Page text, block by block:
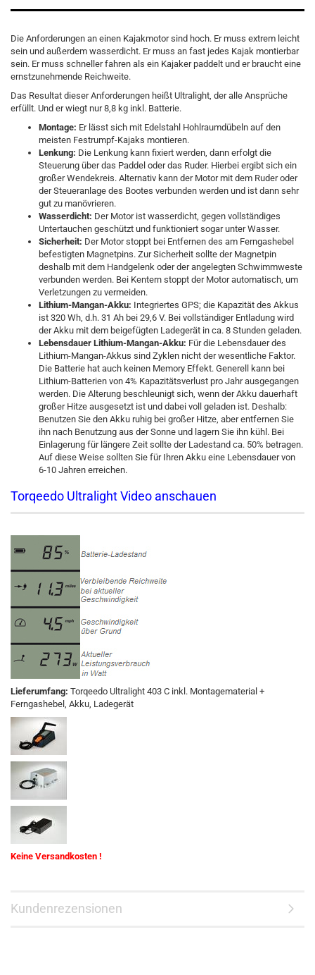
Die Anforderungen an einen Kajakmotor sind hoch. Er muss extrem leicht
sein und außerdem wasserdicht. Er muss an fast jedes Kajak montierbar
sein. Er muss schneller fahren als ein Kajaker paddelt und er braucht eine
ernstzunehmende Reichweite.
Das Resultat dieser Anforderungen heißt Ultralight, der alle Ansprüche
erfüllt. Und er wiegt nur 8,8 kg inkl. Batterie.
Montage: Er lässt sich mit Edelstahl Hohlraumdübeln auf den
meisten Festrumpf-Kajaks montieren.
Lenkung: Die Lenkung kann fixiert werden, dann erfolgt die
Steuerung über das Paddel oder das Ruder. Hierbei ergibt sich ein
großer Wendekreis. Alternativ kann der Motor mit dem Ruder oder
der Steueranlage des Bootes verbunden werden und ist dann sehr
gut zu manövrieren.
Wasserdicht: Der Motor ist wasserdicht, gegen vollständiges
Untertauchen geschützt und funktioniert sogar unter Wasser.
Sicherheit: Der Motor stoppt bei Entfernen des am Ferngashebel
befestigten Magnetpins. Zur Sicherheit sollte der Magnetpin
deshalb mit dem Handgelenk oder der angelegten Schwimmweste
verbunden werden. Bei Kentern stoppt der Motor automatisch, um
Verletzungen zu vermeiden.
Lithium-Mangan-Akku: Integriertes GPS; die Kapazität des Akkus
ist 320 Wh, d.h. 31 Ah bei 29,6 V. Bei vollständiger Entladung wird
der Akku mit dem beigefügten Ladegerät in ca. 8 Stunden geladen.
Lebensdauer Lithium-Mangan-Akku: Für die Lebensdauer des
Lithium-Mangan-Akkus sind Zyklen nicht der wesentliche Faktor.
Die Batterie hat auch keinen Memory Effekt. Generell kann bei
Lithium-Batterien von 4% Kapazitätsverlust pro Jahr ausgegangen
werden. Die Alterung beschleunigt sich, wenn der Akku dauerhaft
großer Hitze ausgesetzt ist und dabei voll geladen ist. Deshalb:
Benutzen Sie den Akku ruhig bei großer Hitze, aber entfernen Sie
ihn nach Benutzung aus der Sonne und lagern Sie ihn kühl. Bei
Einlagerung für längere Zeit sollte der Ladestand ca. 50% betragen.
Auf diese Weise sollten Sie für Ihren Akku eine Lebensdauer von
6-10 Jahren erreichen.
Torqeedo Ultralight Video anschauen
Lieferumfang: Torqeedo Ultralight 403 C inkl. Montagematerial +
Ferngashebel, Akku, Ladegerät
Keine Versandkosten !
Kundenrezensionen